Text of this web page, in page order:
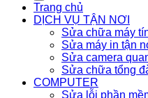
Trang chủ
DỊCH VỤ TẬN NƠI
Sửa chữa máy
Sửa máy in tận
Sửa camera
Sửa chữa tổng
COMPUTER
Sửa lỗi phần